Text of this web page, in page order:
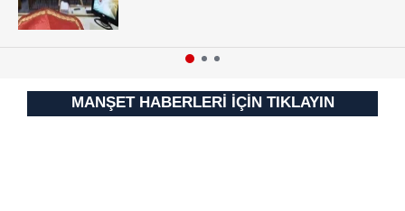
MANŞET HABERLERİ İÇİN TIKLAYIN